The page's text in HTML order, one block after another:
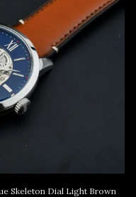
Skeleton Dial Light Brown